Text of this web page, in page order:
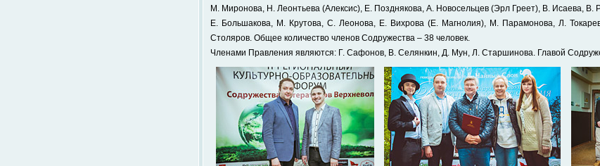
М. Миронова, Н. Леонтьева (Алексис), Е. Позднякова, А. Новосельцев (Эрл Греет), В. Исаева, В.
Е. Большакова, М. Крутова, С. Леонова, Е. Вихрова (Е. Магнолия), М. Парамонова, Л.
Столяров. Общее количество членов Содружества – 38 человек.
Членами Правления являются: Г. Сафонов, В. Селянкин, Д. Мун, Л. Старшинова. Главой